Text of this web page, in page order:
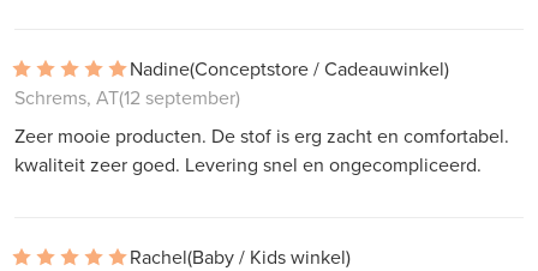
Nadine(Conceptstore / Cadeauwinkel)
Schrems, AT(12 september)
Zeer mooie producten. De stof is erg zacht en comfortabel.
kwaliteit zeer goed. Levering snel en ongecompliceerd.
Rachel(Baby / Kids winkel)